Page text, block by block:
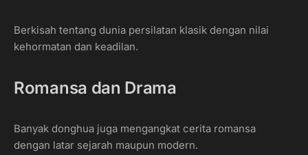
Berkisah tentang dunia persilatan klasik dengan nilai
kehormatan dan keadilan.
Romansa dan Drama
Banyak donghua juga mengangkat cerita romansa
dengan latar sejarah maupun modern.